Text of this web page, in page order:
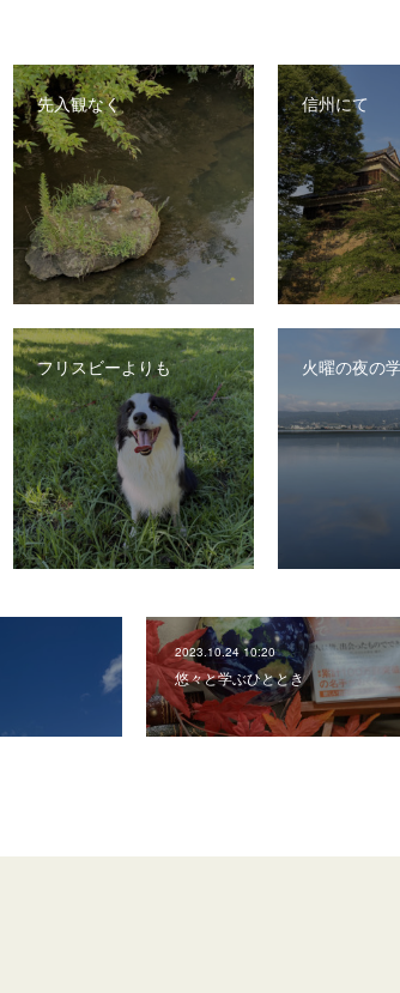
先入観なく 信州にて
フリスビーよりも 火曜の夜の
2023.10.24 10:20
悠々と学ぶひととき